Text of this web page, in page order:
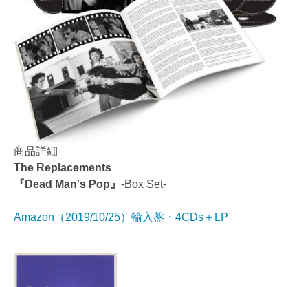
商品詳細
The Replacements
『Dead Man's Pop』 -Box Set-
Amazon（2019/10/25）輸入盤・4CDs＋LP